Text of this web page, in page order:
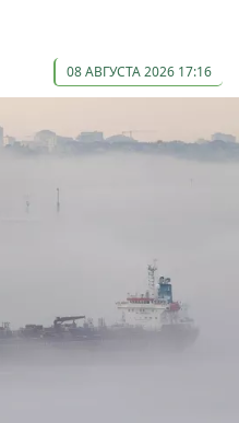
08 АВГУСТА 2026 17:16